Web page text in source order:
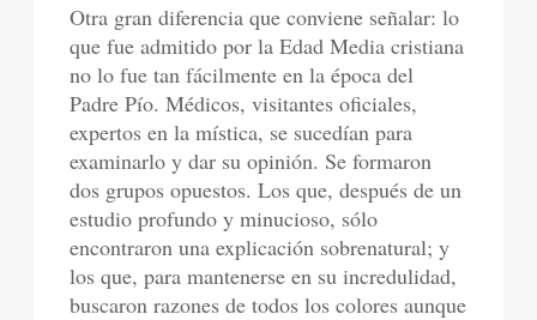
Otra gran diferencia que conviene señalar: lo
que fue admitido por la Edad Media cristiana
no lo fue tan fácilmente en la época del
Padre Pío. Médicos, visitantes oficiales,
expertos en la mística, se sucedían para
examinarlo y dar su opinión. Se formaron
dos grupos opuestos. Los que, después de un
estudio profundo y minucioso, sólo
encontraron una explicación sobrenatural; y
los que, para mantenerse en su incredulidad,
buscaron razones de todos los colores aunque